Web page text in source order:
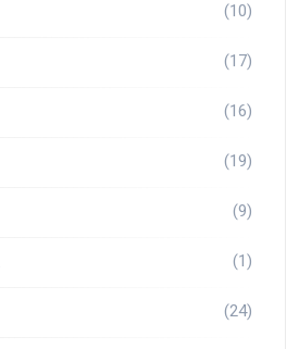
(10)
(17)
(16)
(19)
(9)
(1)
(24)